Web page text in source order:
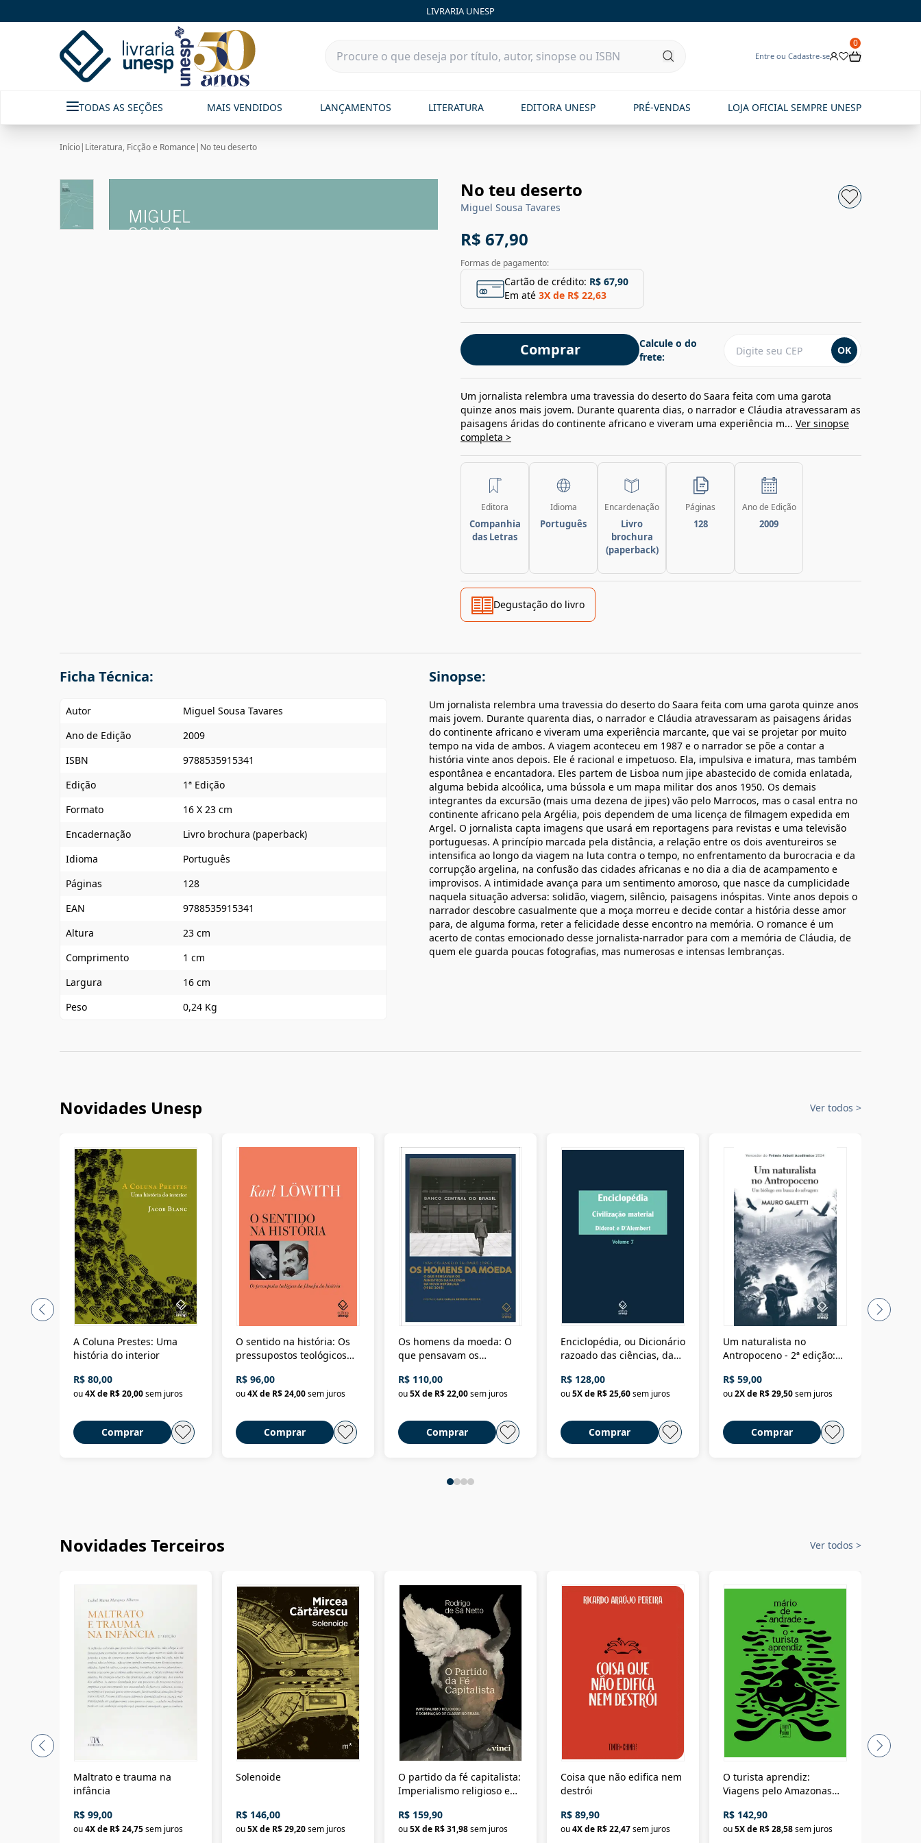
LIVRARIA UNESP
Entre ou Cadastre-se
0
TODAS AS SEÇÕES MAIS VENDIDOS LANÇAMENTOS LITERATURA EDITORA UNESP PRÉ-VENDAS LOJA OFICIAL SEMPRE UNESP
Início| Literatura, Ficção e Romance | No teu deserto
No teu deserto
Miguel Sousa Tavares
R$ 67,90
Formas de pagamento:
Cartão de crédito: R$ 67,90
Em até 3X de R$ 22,63
Comprar
Calcule o do
frete:
OK
Um jornalista relembra uma travessia do deserto do Saara feita com uma garota
quinze anos mais jovem. Durante quarenta dias, o narrador e Cláudia atravessaram as
paisagens áridas do continente africano e viveram uma experiência m... Ver sinopse
completa >
Editora
Companhia
das Letras
Idioma
Português
Encardenação
Livro
brochura
(paperback)
Páginas
128
Ano de Edição
2009
Degustação do livro
Ficha Técnica:
Autor
Miguel Sousa Tavares
Ano de Edição
2009
ISBN
9788535915341
Edição
1ª Edição
Formato
16 X 23 cm
Encadernação
Livro brochura (paperback)
Idioma
Português
Páginas
128
EAN
9788535915341
Altura
23 cm
Comprimento
1 cm
Largura
16 cm
Peso
0,24 Kg
Sinopse:
Um jornalista relembra uma travessia do deserto do Saara feita com uma garota quinze anos
mais jovem. Durante quarenta dias, o narrador e Cláudia atravessaram as paisagens áridas
do continente africano e viveram uma experiência marcante, que vai se projetar por muito
tempo na vida de ambos. A viagem aconteceu em 1987 e o narrador se põe a contar a
história vinte anos depois. Ele é racional e impetuoso. Ela, impulsiva e imatura, mas também
espontânea e encantadora. Eles partem de Lisboa num jipe abastecido de comida enlatada,
alguma bebida alcoólica, uma bússola e um mapa militar dos anos 1950. Os demais
integrantes da excursão (mais uma dezena de jipes) vão pelo Marrocos, mas o casal entra no
continente africano pela Argélia, pois dependem de uma licença de filmagem expedida em
Argel. O jornalista capta imagens que usará em reportagens para revistas e uma televisão
portuguesas. A princípio marcada pela distância, a relação entre os dois aventureiros se
intensifica ao longo da viagem na luta contra o tempo, no enfrentamento da burocracia e da
corrupção argelina, na confusão das cidades africanas e no dia a dia de acampamento e
improvisos. A intimidade avança para um sentimento amoroso, que nasce da cumplicidade
naquela situação adversa: solidão, viagem, silêncio, paisagens inóspitas. Vinte anos depois o
narrador descobre casualmente que a moça morreu e decide contar a história desse amor
para, de alguma forma, reter a felicidade desse encontro na memória. O romance é um
acerto de contas emocionado desse jornalista-narrador para com a memória de Cláudia, de
quem ele guarda poucas fotografias, mas numerosas e intensas lembranças.
Novidades Unesp Ver todos >
A Coluna Prestes: Uma
história do interior
R$ 80,00
ou4X de R$ 20,00sem juros
Comprar
O sentido na história: Os
pressupostos teológicos
R$ 96,00
ou4X de R$ 24,00sem juros
Comprar
Os homens da moeda: O
que pensavam os
Nova República (1985-
2018)
R$ 110,00
ou5X de R$ 22,00sem juros
Comprar
Enciclopédia, ou Dicionário
razoado das ciências, das
Civilização material
R$ 128,00
ou5X de R$ 25,60sem juros
Comprar
Um naturalista no
Antropoceno - 2ª edição:
selvagem
R$ 59,00
ou2X de R$ 29,50sem juros
Comprar
Novidades Terceiros Ver todos >
Maltrato e trauma na
infância
R$ 99,00
ou4X de R$ 24,75sem juros
Solenoide
R$ 146,00
ou5X de R$ 29,20sem juros
O partido da fé capitalista:
Imperialismo religioso e
Brasil
R$ 159,90
ou5X de R$ 31,98sem juros
Coisa que não edifica nem
destrói
R$ 89,90
ou4X de R$ 22,47sem juros
O turista aprendiz:
Viagens pelo Amazonas
até a Bolívia e por Marajó
até dizer chega
R$ 142,90
ou5X de R$ 28,58sem juros